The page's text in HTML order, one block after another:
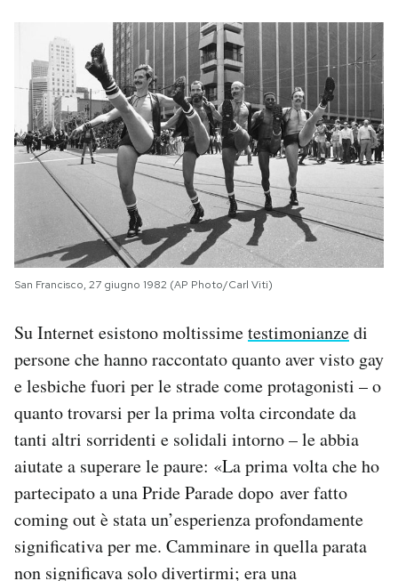
San Francisco, 27 giugno 1982 (AP Photo/Carl Viti)
Su Internet esistono moltissimetestimonianzedi
persone che hanno raccontato quanto aver visto gay
e lesbiche fuori per le strade come protagonisti – o
quanto trovarsi per la prima volta circondate da
tanti altri sorridenti e solidali intorno – le abbia
aiutate a superare le paure: «La prima volta che ho
partecipato a una Pride Parade dopo aver fatto
coming out è stata un’esperienza profondamente
significativa per me. Camminare in quella parata
non significava solo divertirmi; era una